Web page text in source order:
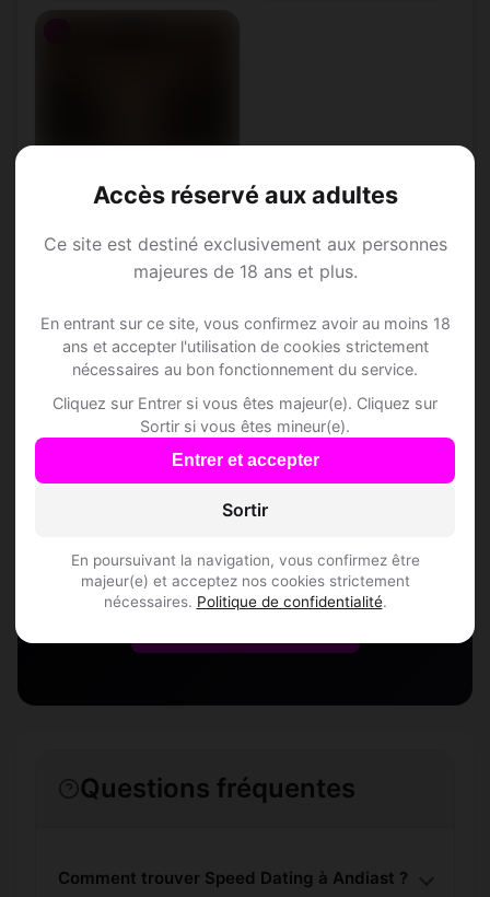
Accès réservé aux adultes
Ce site est destiné exclusivement aux personnes
majeures de 18 ans et plus.
En entrant sur ce site, vous confirmez avoir au moins 18
ans et accepter l'utilisation de cookies strictement
nécessaires au bon fonctionnement du service.
Cliquez sur Entrer si vous êtes majeur(e). Cliquez sur
Sortir si vous êtes mineur(e).
Entrer et accepter
Sortir
En poursuivant la navigation, vous confirmez être
majeur(e) et acceptez nos cookies strictement
nécessaires. Politique de confidentialité.
Soheyl, 26
administratif
Andiast • Grisons
Speed Dating à
Andiast
alentours !
Questions fréquentes
Comment trouver Speed Dating à Andiast ?